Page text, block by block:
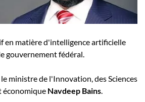
en matière d'intelligence artificielle
gouvernement fédéral.
le ministre de l'Innovation, des Sciences
économique Navdeep Bains.